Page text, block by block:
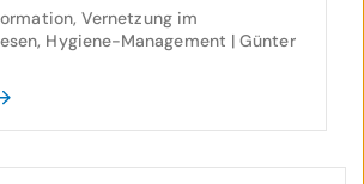
Vernetzung im
Hygiene-Management | Günter